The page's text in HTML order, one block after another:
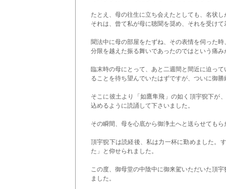
たとえ、母の往生に立ち会えたとしても、名状
それは、曾て私が母に聴聞を奨め、それを受け
聞法中に母の部屋をたずね、その表情を伺った
分限を越えた振る舞いであったのではという痛
臨末時の母にとって、あと二週間と間近に迫っ
ることを待ち望んでいたはずですが、ついに御
そこに彼土より「如鷹隼飛」の如く頂宇猊下が
込めるように読誦して下さいました。
その瞬間、母を心底から御浄土へと送らせても
頂宇猊下は読経後、私は力一杯に勤めました。
た」と仰せられました。
この度、御母堂の中陰中に御来駕いただいた頂
ました。